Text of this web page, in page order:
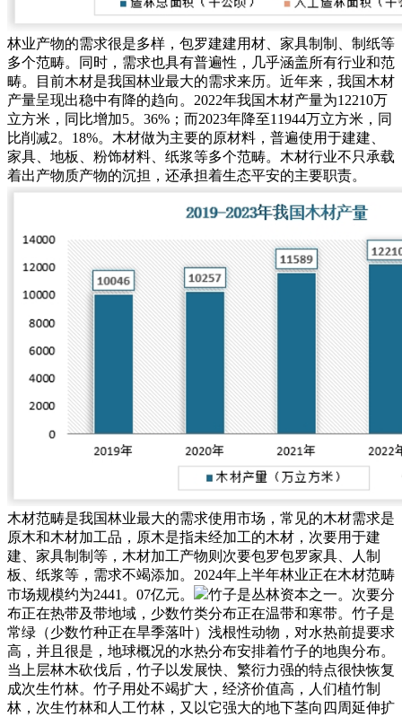
林业产物的需求很是多样，包罗建建用材、家具制制、制纸等
多个范畴。同时，需求也具有普遍性，几乎涵盖所有行业和范
畴。目前木材是我国林业最大的需求来历。近年来，我国木材
产量呈现出稳中有降的趋向。2022年我国木材产量为12210万
立方米，同比增加5。36%；而2023年降至11944万立方米，同
比削减2。18%‌。木材做为主要的原材料，普遍使用于建建、
家具、地板、粉饰材料、纸浆等多个范畴。木材行业不只承载
着出产物质产物的沉担，还承担着生态平安的主要职责。
木材范畴是我国林业最大的需求使用市场，常见的木材需求是
原木和木材加工品，原木是指未经加工的木材，次要用于建
建、家具制制等，木材加工产物则次要包罗包罗家具、人制
板、纸浆等，需求不竭添加。2024年上半年林业正在木材范畴
市场规模约为2441。07亿元。
竹子是丛林资本之一。次要分
布正在热带及带地域，少数竹类分布正在温带和寒带。竹子是
常绿（少数竹种正在旱季落叶）浅根性动物，对水热前提要求
高，并且很是，地球概况的水热分布安排着竹子的地舆分布。
当上层林木砍伐后，竹子以发展快、繁衍力强的特点很快恢复
成次生竹林。竹子用处不竭扩大，经济价值高，人们植竹制
林，次生竹林和人工竹林，又以它强大的地下茎向四周延伸扩